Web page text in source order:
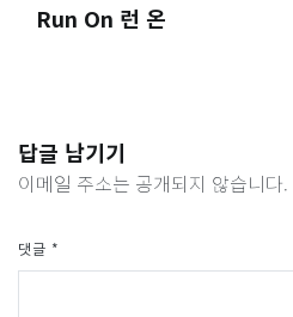
Run On 런 온
답글 남기기
이메일 주소는 공개되지 않습니다.
댓글 *